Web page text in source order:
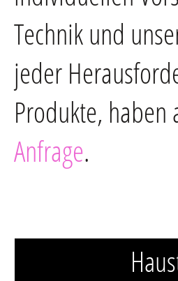
Technik und
jeder
Produkte, haben
Anfrage.